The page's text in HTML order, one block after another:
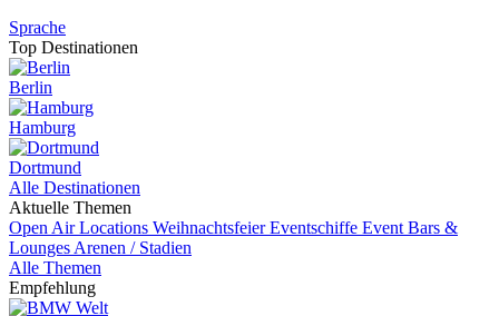
Sprache
Top Destinationen
Berlin
Hamburg
Dortmund
Alle Destinationen
Aktuelle Themen
Open Air Locations WeihnachtsfeierEventschiffe Event Bars &
Lounges Arenen / Stadien
Alle Themen
Empfehlung